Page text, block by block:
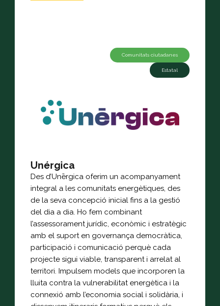
Comunitats ciutadanes
Estatal
Unérgica
Des d’Unērgica oferim un acompanyament
integral a les comunitats energètiques, des
de la seva concepció inicial fins a la gestió
del dia a dia. Ho fem combinant
l’assessorament jurídic, econòmic i estratègic
amb el suport en governança democràtica,
participació i comunicació perquè cada
projecte sigui viable, transparent i arrelat al
territori. Impulsem models que incorporen la
lluita contra la vulnerabilitat energètica i la
connexió amb l’economia social i solidària, i